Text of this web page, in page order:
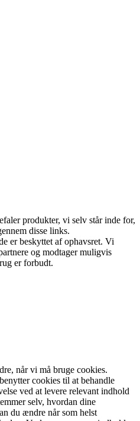
produkter, vi selv står inde for,
disse links.
er beskyttet af ophavsret. Vi
og modtager muligvis
er forbudt.
når vi må bruge cookies.
cookies til at behandle
ved at levere relevant indhold
selv, hvordan dine
du ændre når som helst